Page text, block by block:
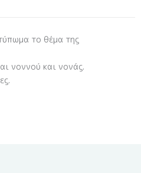
το θέμα της
νοννού και νονάς.